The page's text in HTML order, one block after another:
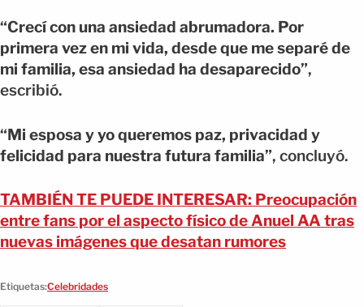
“Crecí con una ansiedad abrumadora. Por
primera vez en mi vida, desde que me separé de
mi familia, esa ansiedad ha desaparecido”,
escribió.
“Mi esposa y yo queremos paz, privacidad y
felicidad para nuestra futura familia”, concluyó.
TAMBIÉN TE PUEDE INTERESAR: Preocupación
entre fans por el aspecto físico de Anuel AA tras
nuevas imágenes que desatan rumores
Etiquetas:Celebridades